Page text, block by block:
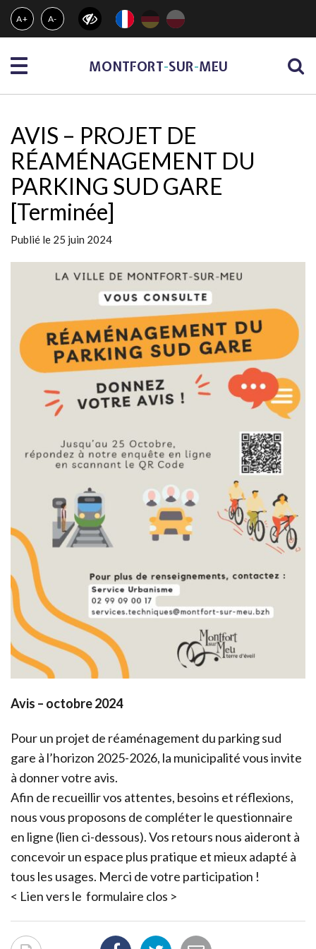
Gestion des traceurs
A+ A-
Menu MONTFORT-SUR-MEU
AVIS – PROJET DE
RÉAMÉNAGEMENT DU
PARKING SUD GARE
[Terminée]
Publié le 25 juin 2024
Avis – octobre 2024
Pour un projet de réaménagement du parking sud
gare à l’horizon 2025-2026, la municipalité vous invite
à donner votre avis.
Afin de recueillir vos attentes, besoins et réflexions,
nous vous proposons de compléter le questionnaire
en ligne (lien ci-dessous). Vos retours nous aideront à
concevoir un espace plus pratique et mieux adapté à
tous les usages. Merci de votre participation !
< Lien vers le formulaire clos >